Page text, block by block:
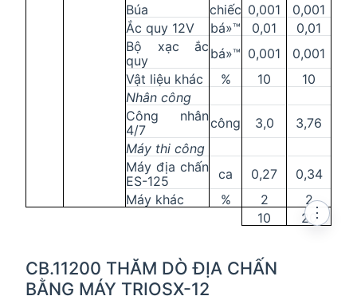
Búa
chiếc 0,001
0,001
Ắc quy 12V
bá»™ 0,01
0,01
Bộ xạc ắc
quy
bá»™ 0,001
0,001
Vật liệu khác
% 10
10
Nhân công
Công nhân
4/7
công 3,0
3,76
Máy thi công
Máy địa chấn
ES-125
ca 0,27
0,34
Máy khác
% 2
2
10
20
CB.11200 THĂM DÒ ĐỊA CHẤN
BẰNG MÁY TRIOSX-12
⋮